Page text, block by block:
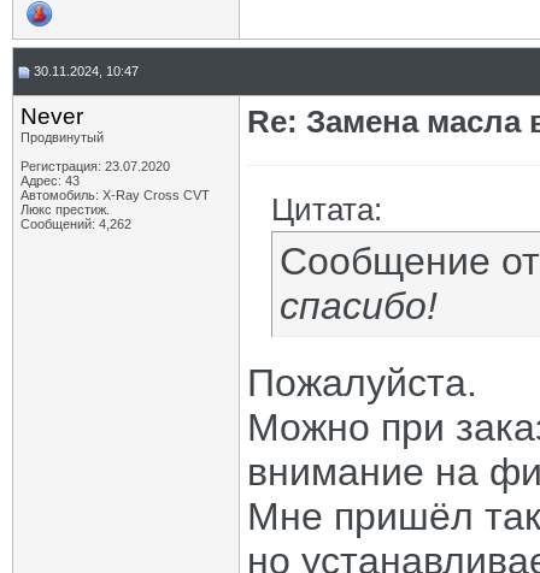
30.11.2024, 10:47
Never
Продвинутый
Регистрация: 23.07.2020
Адрес: 43
Автомобиль: X-Ray Cross CVT
Люкс престиж.
Сообщений: 4,262
Re: Замена масла
Цитата:
Сообщение
спасибо!
Пожалуйста.
Можно при
внимание на
Мне пришёл
но